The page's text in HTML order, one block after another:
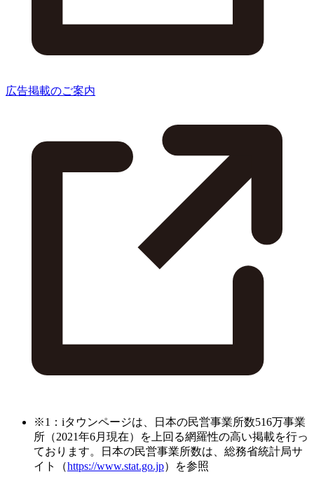
広告掲載のご案内
※1：iタウンページは、日本の民営事業所数516万事業
所（2021年6月現在）を上回る網羅性の高い掲載を行っ
ております。日本の民営事業所数は、総務省統計局サ
イト（https://www.stat.go.jp）を参照